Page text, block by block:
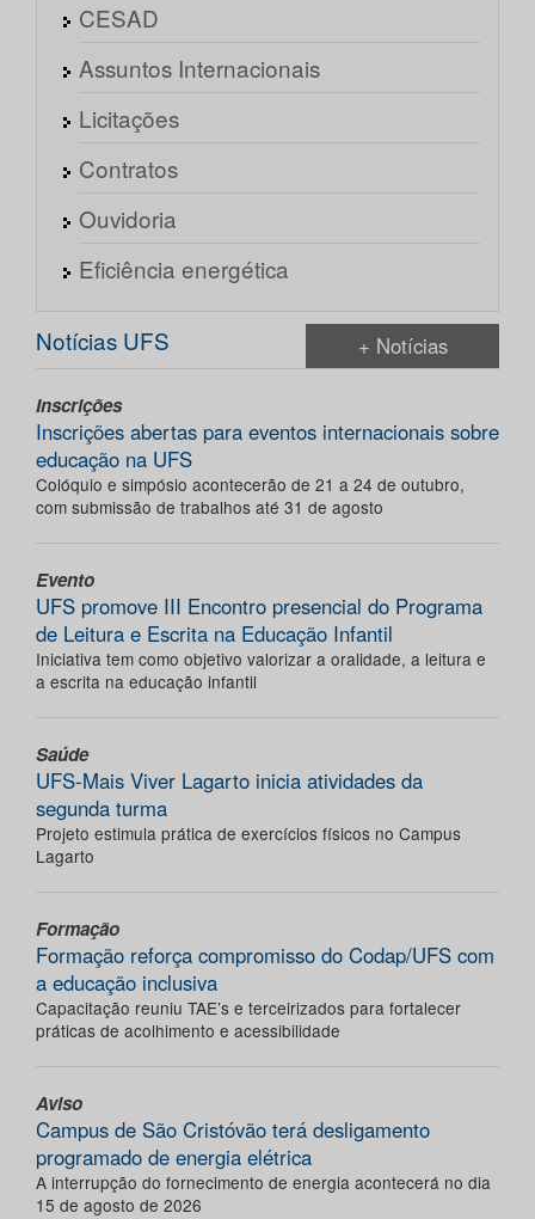
CESAD
Assuntos Internacionais
Licitações
Contratos
Ouvidoria
Eficiência energética
Notícias UFS + Notícias
Inscrições
Inscrições abertas para eventos internacionais sobre
educação na UFS
Colóquio e simpósio acontecerão de 21 a 24 de outubro,
com submissão de trabalhos até 31 de agosto
Evento
UFS promove III Encontro presencial do Programa
de Leitura e Escrita na Educação Infantil
Iniciativa tem como objetivo valorizar a oralidade, a leitura e
a escrita na educação infantil
Saúde
UFS-Mais Viver Lagarto inicia atividades da
segunda turma
Projeto estimula prática de exercícios físicos no Campus
Lagarto
Formação
Formação reforça compromisso do Codap/UFS com
a educação inclusiva
Capacitação reuniu TAE’s e terceirizados para fortalecer
práticas de acolhimento e acessibilidade
Aviso
Campus de São Cristóvão terá desligamento
programado de energia elétrica
A interrupção do fornecimento de energia acontecerá no dia
15 de agosto de 2026